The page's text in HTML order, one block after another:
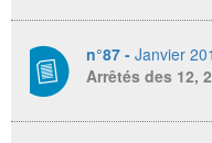
n°87 - Janvier
Arrêtés des 12,